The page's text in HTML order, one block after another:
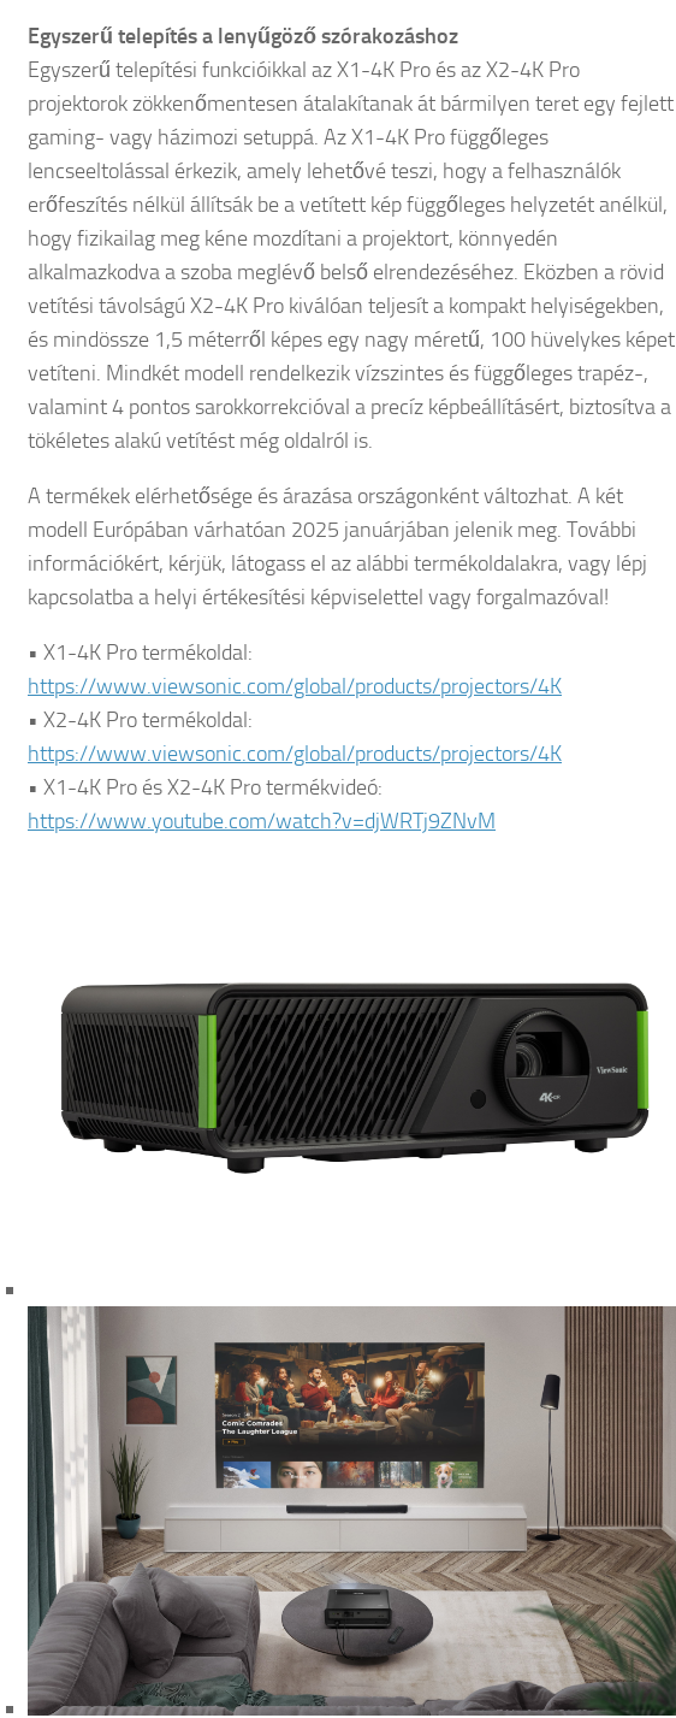
Egyszerű telepítés a lenyűgöző szórakozáshoz
Egyszerű telepítési funkcióikkal az X1-4K Pro és az X2-4K Pro
projektorok zökkenőmentesen átalakítanak át bármilyen teret egy fejlett
gaming- vagy házimozi setuppá. Az X1-4K Pro függőleges
lencseeltolással érkezik, amely lehetővé teszi, hogy a felhasználók
erőfeszítés nélkül állítsák be a vetített kép függőleges helyzetét anélkül,
hogy fizikailag meg kéne mozdítani a projektort, könnyedén
alkalmazkodva a szoba meglévő belső elrendezéséhez. Eközben a rövid
vetítési távolságú X2-4K Pro kiválóan teljesít a kompakt helyiségekben,
és mindössze 1,5 méterről képes egy nagy méretű, 100 hüvelykes képet
vetíteni. Mindkét modell rendelkezik vízszintes és függőleges trapéz-,
valamint 4 pontos sarokkorrekcióval a precíz képbeállításért, biztosítva a
tökéletes alakú vetítést még oldalról is.
A termékek elérhetősége és árazása országonként változhat. A két
modell Európában várhatóan 2025 januárjában jelenik meg. További
információkért, kérjük, látogass el az alábbi termékoldalakra, vagy lépj
kapcsolatba a helyi értékesítési képviselettel vagy forgalmazóval!
• X1-4K Pro termékoldal:
https://www.viewsonic.com/global/products/projectors/4K
• X2-4K Pro termékoldal:
https://www.viewsonic.com/global/products/projectors/4K
• X1-4K Pro és X2-4K Pro termékvideó:
https://www.youtube.com/watch?v=djWRTj9ZNvM